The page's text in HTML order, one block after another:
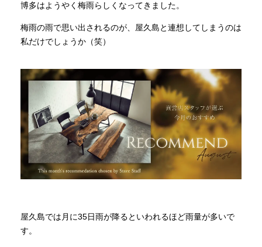
新入荷情報
納品事例
INFORMATION
MOKUBA CHANNEL
お問い合わせ
博多はようやく梅雨らしくなってきました。
梅雨の雨で思い出されるのが、屋久島と連想してしまうのは
私だけでしょうか（笑）
屋久島では月に35日雨が降るといわれるほど雨量が多いで
す。